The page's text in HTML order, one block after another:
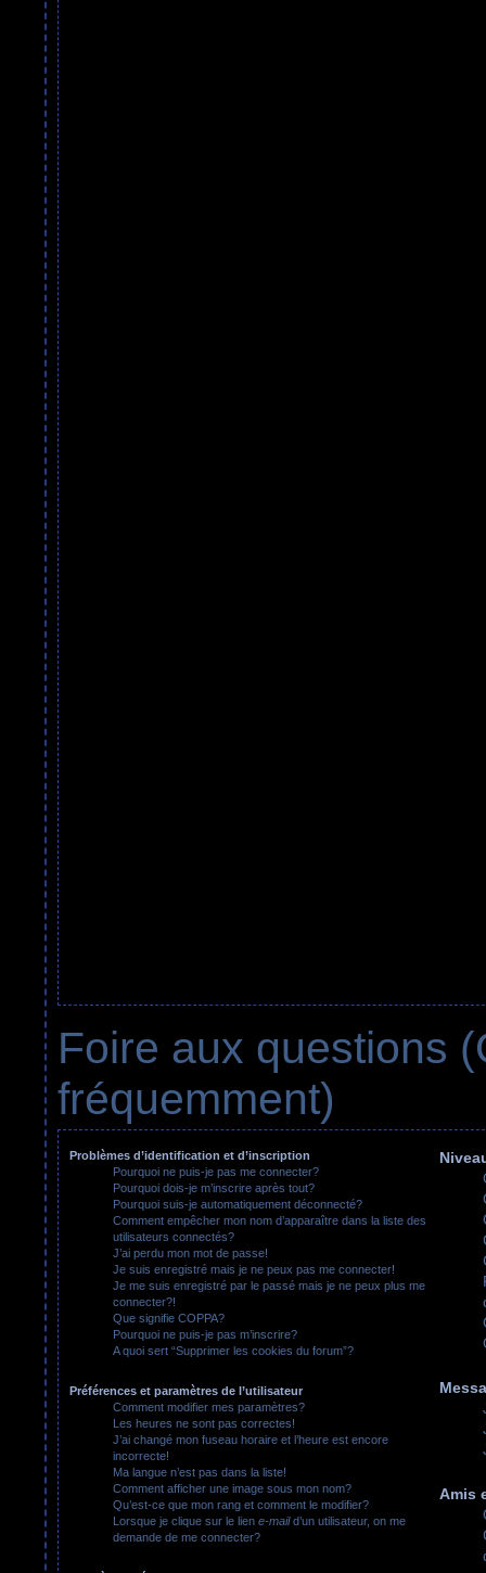
Foire aux questions
fréquemment)
Problèmes d’identification et d’inscription
Pourquoi ne puis-je pas me connecter?
Pourquoi dois-je m’inscrire après tout?
Pourquoi suis-je automatiquement déconnecté?
Comment empêcher mon nom d’apparaître dans la liste des
utilisateurs connectés?
J’ai perdu mon mot de passe!
Je suis enregistré mais je ne peux pas me connecter!
Je me suis enregistré par le passé mais je ne peux plus me
connecter?!
Que signifie COPPA?
Pourquoi ne puis-je pas m’inscrire?
A quoi sert “Supprimer les cookies du forum”?
Préférences et paramètres de l’utilisateur
Comment modifier mes paramètres?
Les heures ne sont pas correctes!
J’ai changé mon fuseau horaire et l’heure est encore
incorrecte!
Ma langue n’est pas dans la liste!
Comment afficher une image sous mon nom?
Qu’est-ce que mon rang et comment le modifier?
Lorsque je clique sur le lien e-maild’un utilisateur, on me
demande de me connecter?
Amis